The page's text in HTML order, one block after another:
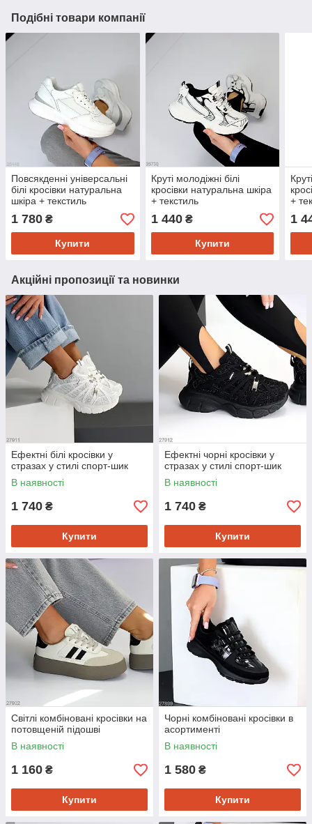
Подібні товари компанії
Повсякденні універсальні
білі кросівки натуральна
шкіра + текстиль
1 780 ₴
Купити
Круті молодіжні білі
кросівки натуральна шкіра
+ текстиль
1 440₴
Купити
+
1
Акційні пропозиції та новинки
Ефектні білі кросівки у
стразах у стилі спорт-шик
В наявності
1 740 ₴
Купити
Ефектні чорні кросівки у
стразах у стилі спорт-шик
В наявності
1 740 ₴
Купити
Світлі комбіновані кросівки на
потовщеній підошві
В наявності
1 160 ₴
Купити
Чорні комбіновані кросівки в
асортименті
В наявності
1 580 ₴
Купити